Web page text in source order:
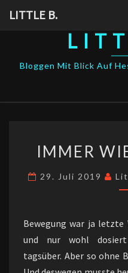
LITTLE B.
Bloggen Mit Blick Auf
IMMER
29. Juli 2019
Bewegung war ja
und nur wohl dosiert
tagsüber. Aber so ohne